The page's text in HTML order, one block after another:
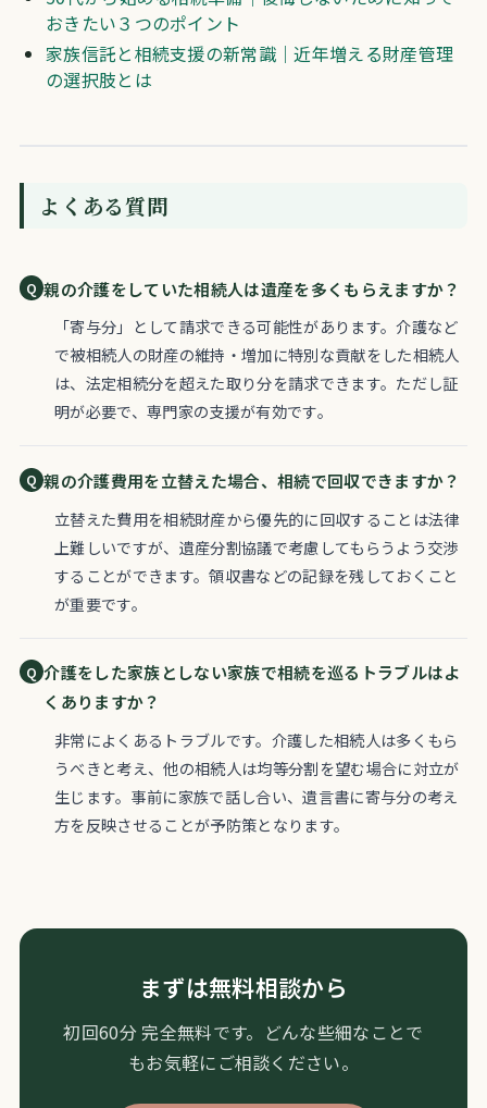
おきたい３つのポイント
家族信託と相続支援の新常識｜近年増える財産管理
の選択肢とは
よくある質問
親の介護をしていた相続人は遺産を多くもらえますか？
「寄与分」として請求できる可能性があります。介護など
で被相続人の財産の維持・増加に特別な貢献をした相続人
は、法定相続分を超えた取り分を請求できます。ただし証
明が必要で、専門家の支援が有効です。
親の介護費用を立替えた場合、相続で回収できますか？
立替えた費用を相続財産から優先的に回収することは法律
上難しいですが、遺産分割協議で考慮してもらうよう交渉
することができます。領収書などの記録を残しておくこと
が重要です。
介護をした家族としない家族で相続を巡るトラブルはよ
くありますか？
非常によくあるトラブルです。介護した相続人は多くもら
うべきと考え、他の相続人は均等分割を望む場合に対立が
生じます。事前に家族で話し合い、遺言書に寄与分の考え
方を反映させることが予防策となります。
まずは無料相談から
初回60分 完全無料です。どんな些細なことで
もお気軽にご相談ください。